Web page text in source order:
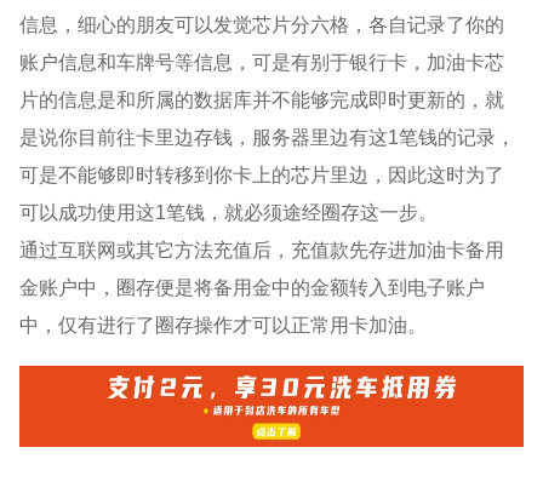
信息，细心的朋友可以发觉芯片分六格，各自记录了你的
账户信息和车牌号等信息，可是有别于银行卡，加油卡芯
片的信息是和所属的数据库并不能够完成即时更新的，就
是说你目前往卡里边存钱，服务器里边有这1笔钱的记录，
可是不能够即时转移到你卡上的芯片里边，因此这时为了
可以成功使用这1笔钱，就必须途经圈存这一步。
通过互联网或其它方法充值后，充值款先存进加油卡备用
金账户中，圈存便是将备用金中的金额转入到电子账户
中，仅有进行了圈存操作才可以正常用卡加油。